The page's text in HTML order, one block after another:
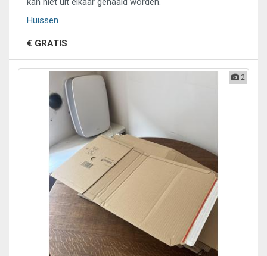
Huissen
€ GRATIS
2